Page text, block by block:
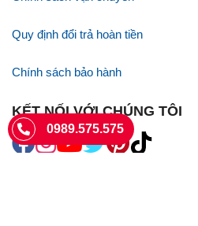
Quy định đổi trả hoàn tiền
Chính sách bảo hành
KẾT NỐI VỚI CHÚNG TÔI
0989.575.575